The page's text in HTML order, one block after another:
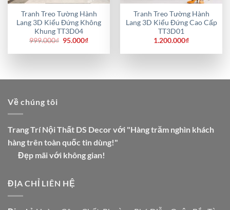
Tranh Treo Tường Hành
Lang 3D Kiểu Đứng Không
Khung TT3D04
999.000₫ Giá
là:
95.000₫Giá
tại
Tranh Treo Tường Hành
Lang 3D Kiểu Đứng Cao Cấp
TT3D01
1.200.000₫
Về chúng tôi
Trang Trí Nội Thất DS Decor với "Hàng trăm nghìn khách
hàng trên toàn quốc tin dùng!"
Đẹp mãi với không gian!
ĐỊA CHỈ LIÊN HỆ